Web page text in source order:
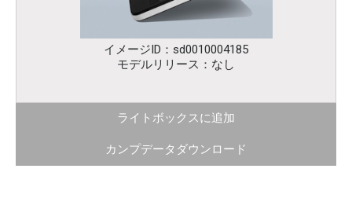
イメージID：sd0010004185
モデルリリース：なし
ライトボックスに追加
カンプデータダウンロード